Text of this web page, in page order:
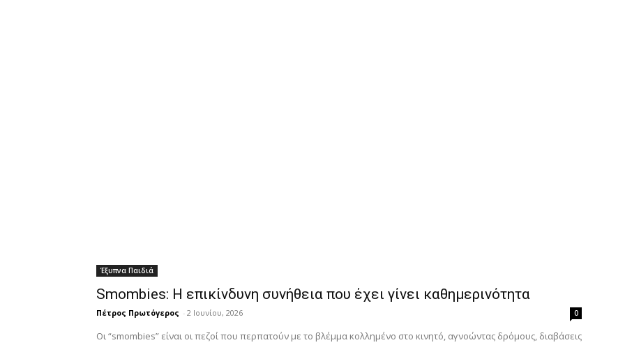
Έξυπνα Παιδιά
Smombies: Η επικίνδυνη συνήθεια που έχει γίνει καθημερινότητα
Πέτρος Πρωτόγερος - 2 Ιουνίου, 2026 0
Οι “smombies” είναι οι πεζοί που περπατούν με το βλέμμα κολλημένο στο κινητό, αγνοώντας δρόμους, διαβάσεις